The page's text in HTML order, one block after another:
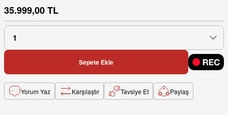
35.999,00 TL
Sepete Ekle
Yorum Yaz Karşılaştır Tavsiye Et Paylaş